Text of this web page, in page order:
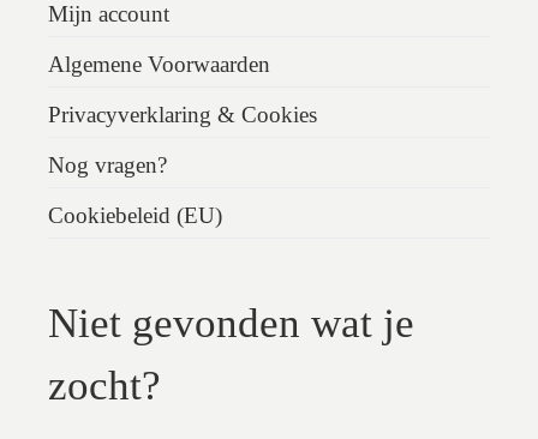
Mijn account
Algemene Voorwaarden
Privacyverklaring & Cookies
Nog vragen?
Cookiebeleid (EU)
Niet gevonden wat je
zocht?